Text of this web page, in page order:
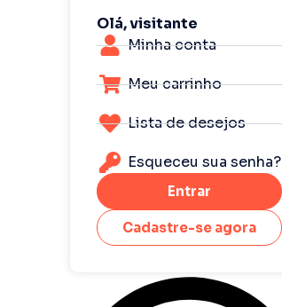
Olá, visitante
Minha conta
Meu carrinho
Lista de desejos
Esqueceu sua senha?
Entrar
Cadastre-se agora